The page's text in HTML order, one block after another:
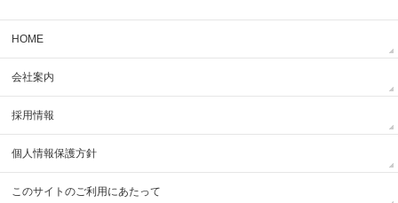
HOME
会社案内
採用情報
個人情報保護方針
このサイトのご利用にあたって